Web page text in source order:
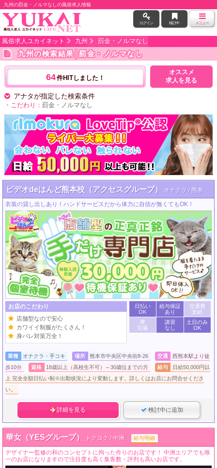
九州の罰金・ノルマなしの風俗求人情報
ログイン 検討中 メニュー
風俗求人ユカイネット 九州 罰金・ノルマなし
九州の検索結果│罰金・ノルマなし
64件HITしました！
オススメ
求人を見る
アナタが指定した検索条件
・こだわり： 罰金・ノルマなし
ビデオdeはんど熊本校（アクセスグループ） オナクラ / 熊本
衣装の貸し出しあり！ハンドサービスだから体力に自信が無くてもOK！
お店のこだわり
店舗型なので安心
カワイイ制服がたくさん！
身バレ対策万全！
日払い
OK
給与保証
あり
交通費
支給
寮
完備
講習
なし
土日のみ
OK
業種 オナクラ・手コキ 場所 熊本市中央区中央街8-26 交通
西熊本駅より徒
歩10分
資格 18歳以上（高校生不可）～30歳位までの方 給与
日給50,000円以
上 完全全額日払い制※出勤状況により変動します。詳しくはお店にお問合せくださ
い。
詳細を見る 検討中に追加
華女（YESグループ） トクヨク / 中洲 給与明細
デザイナー監修の和のコンセプトに拘った作りのお店です！ 中洲エリアでも唯
一のお店になりますので注目度も高く集客数・評判も高いお店です。